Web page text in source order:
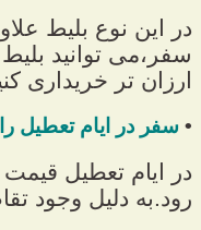
در این نوع بلیط
سفر،می توانید
ارزان تر خریداری
• سفر در ایام تعطیل را
در ایام تعطیل قیمت
رود.به دلیل وجود